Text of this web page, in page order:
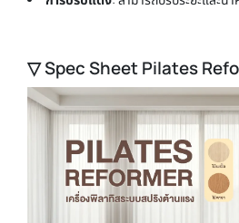
▽ Spec Sheet Pilates